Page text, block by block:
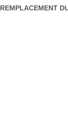
REMPLACEMENT